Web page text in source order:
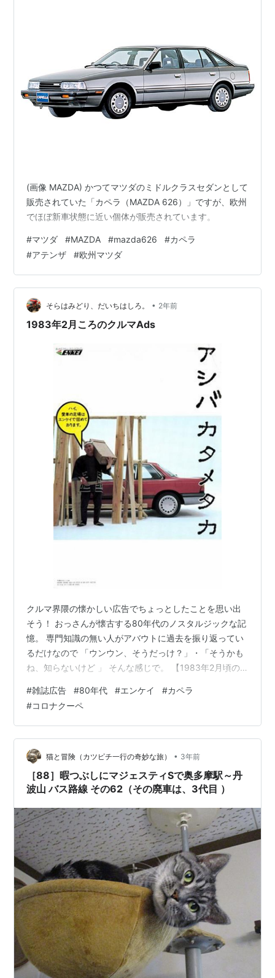
(画像 MAZDA) かつてマツダのミドルクラスセダンとして
販売されていた「カペラ（MAZDA 626）」ですが、欧州
でほぼ新車状態に近い個体が販売されています。
#マツダ #MAZDA #mazda626 #カペラ
#アテンザ #欧州マツダ
そらはみどり、だいちはしろ。 • 2年前
1983年2月ころのクルマAds
クルマ界隈の懐かしい広告でちょっとしたことを思い出
そう！ おっさんが懐古する80年代のノスタルジックな記
憶。 専門知識の無い人がアバウトに過去を振り返ってい
るだけなので 「ウンウン、そうだっけ？」・「そうかも
ね、知らないけど 」 そんな感じで。 【1983年2月頃の
の「スリラー」が発売された年。 あ、あ懐かしいと思っ
た人なら続きもよく分かるはず。 今回は赤い車縛り。
K10系マーチが発売された翌年の広告。 マダム学生フレ
ッシュさん老若男女問わず。マイナーチェンジを重ねて
息の長かったモデルだった記憶。日本を代表するコンパ
クトカーでしたね。リバイ…
#雑誌広告 #80年代 #エンケイ #カペラ
#コロナクーペ
猫と冒険（カツピチ一行の奇妙な旅） • 3年前
［88］暇つぶしにマジェスティSで奥多摩駅～丹
波山 バス路線 その62（その廃車は、3代目 ）